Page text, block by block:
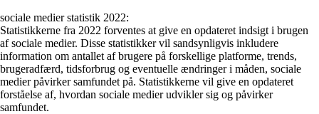
sociale medier statistik 2022:
Statistikkerne fra 2022 forventes at give en opdateret indsigt i brugen
af sociale medier. Disse statistikker vil sandsynligvis inkludere
information om antallet af brugere på forskellige platforme, trends,
brugeradfærd, tidsforbrug og eventuelle ændringer i måden, sociale
medier påvirker samfundet på. Statistikkerne vil give en opdateret
forståelse af, hvordan sociale medier udvikler sig og påvirker
samfundet.